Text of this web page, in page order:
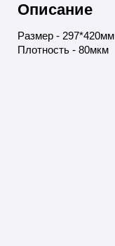
Описание
Размер - 297*420мм
Плотность - 80мкм